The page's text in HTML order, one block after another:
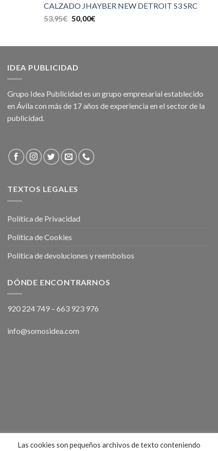
CALZADO JHAYBER NEW DETROIT S3 SRC
53,95€ 50,00€
IDEA PUBLICIDAD
Grupo Idea Publicidad es un grupo empresarial establecido
en Ávila con más de 17 años de experiencia en el sector de la
publicidad.
TEXTOS LEGALES
Política de Privacidad
Política de Cookies
Política de devoluciones y reembolsos
DÓNDE ENCONTRARNOS
920 224 749 – 663 923 976
info@somosidea.com
Las cookies son pequeños archivos de texto conteniendo